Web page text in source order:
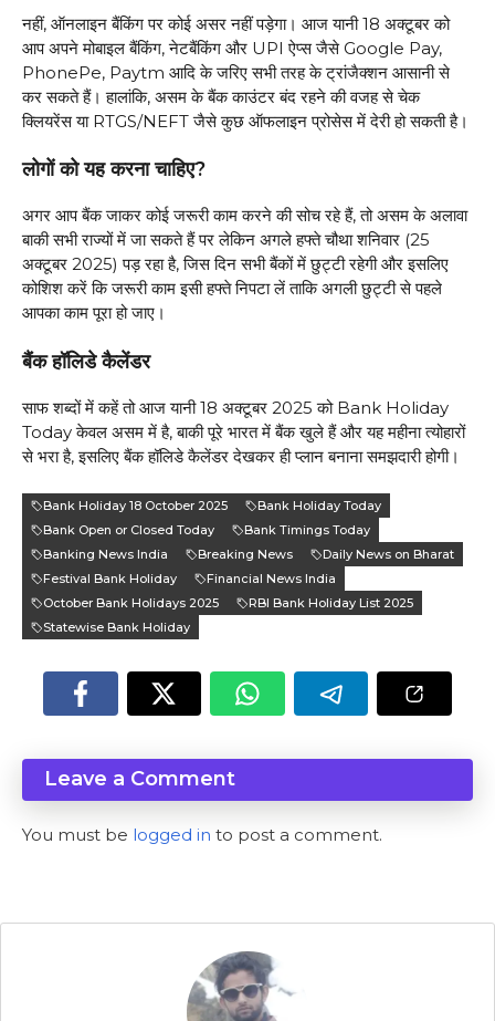
नहीं, ऑनलाइन बैंकिंग पर कोई असर नहीं पड़ेगा। आज यानी 18 अक्टूबर को
आप अपने मोबाइल बैंकिंग, नेटबैंकिंग और UPI ऐप्स जैसे Google Pay,
PhonePe, Paytm आदि के जरिए सभी तरह के ट्रांजैक्शन आसानी से
कर सकते हैं। हालांकि, असम के बैंक काउंटर बंद रहने की वजह से चेक
क्लियरेंस या RTGS/NEFT जैसे कुछ ऑफलाइन प्रोसेस में देरी हो सकती है।
लोगों को यह करना चाहिए?
अगर आप बैंक जाकर कोई जरूरी काम करने की सोच रहे हैं, तो असम के अलावा
बाकी सभी राज्यों में जा सकते हैं पर लेकिन अगले हफ्ते चौथा शनिवार (25
अक्टूबर 2025) पड़ रहा है, जिस दिन सभी बैंकों में छुट्टी रहेगी और इसलिए
कोशिश करें कि जरूरी काम इसी हफ्ते निपटा लें ताकि अगली छुट्टी से पहले
आपका काम पूरा हो जाए।
बैंक हॉलिडे कैलेंडर
साफ शब्दों में कहें तो आज यानी 18 अक्टूबर 2025 को Bank Holiday
Today केवल असम में है, बाकी पूरे भारत में बैंक खुले हैं और यह महीना त्योहारों
से भरा है, इसलिए बैंक हॉलिडे कैलेंडर देखकर ही प्लान बनाना समझदारी होगी।
Bank Holiday 18 October 2025
Bank Holiday Today
Bank Open or Closed Today
Bank Timings Today
Banking News India
Breaking News
Daily News on Bharat
Festival Bank Holiday
Financial News India
October Bank Holidays 2025
RBI Bank Holiday List 2025
Statewise Bank Holiday
Leave a Comment
You must be logged in to post a comment.